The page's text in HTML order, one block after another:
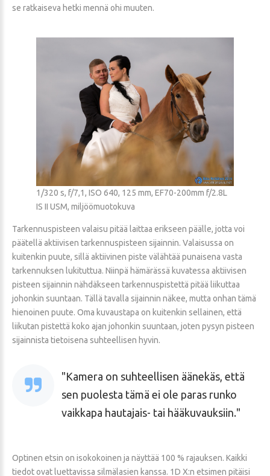
se ratkaiseva hetki mennä ohi muuten.
1/320 s, f/7,1, ISO 640, 125 mm, EF70-200mm f/2.8L
IS II USM, miljöömuotokuva
Tarkennuspisteen valaisu pitää laittaa erikseen päälle, jotta voi
päätellä aktiivisen tarkennuspisteen sijainnin. Valaisussa on
kuitenkin puute, sillä aktiivinen piste välähtää punaisena vasta
tarkennuksen lukituttua. Niinpä hämärässä kuvatessa aktiivisen
pisteen sijainnin nähdäkseen tarkennuspistettä pitää liikuttaa
johonkin suuntaan. Tällä tavalla sijainnin näkee, mutta onhan tämä
hienoinen puute. Oma kuvaustapa on kuitenkin sellainen, että
liikutan pistettä koko ajan johonkin suuntaan, joten pysyn pisteen
sijainnista tietoisena suhteellisen hyvin.
Kamera on suhteellisen äänekäs, että
sen puolesta tämä ei ole paras runko
vaikkapa hautajais- tai hääkuvauksiin.
Optinen etsin on isokokoinen ja näyttää 100 % rajauksen. Kaikki
tiedot ovat luettavissa silmälasien kanssa. 1D X:n etsimen pitäisi